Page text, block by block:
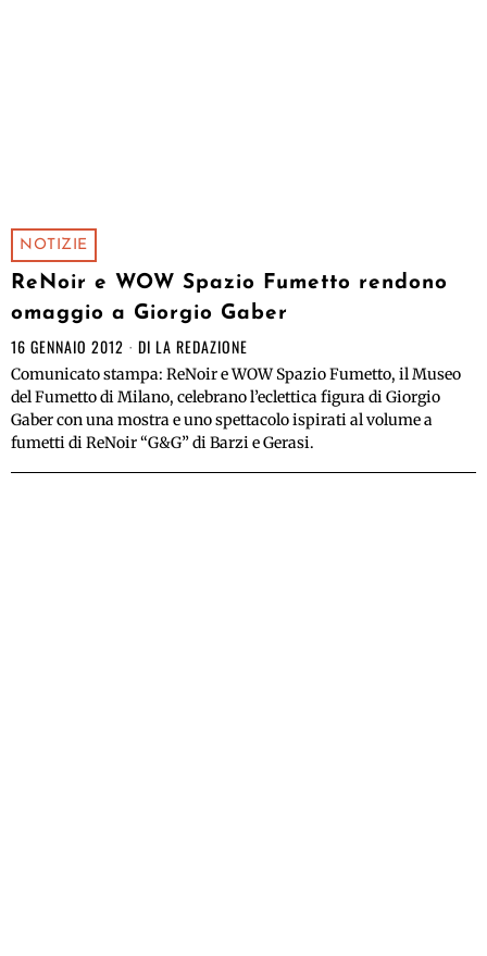
NOTIZIE
ReNoir e WOW Spazio Fumetto rendono
omaggio a Giorgio Gaber
16 GENNAIO 2012 DI LA REDAZIONE
Comunicato stampa: ReNoir e WOW Spazio Fumetto, il Museo
del Fumetto di Milano, celebrano l’eclettica figura di Giorgio
Gaber con una mostra e uno spettacolo ispirati al volume a
fumetti di ReNoir “G&G” di Barzi e Gerasi.